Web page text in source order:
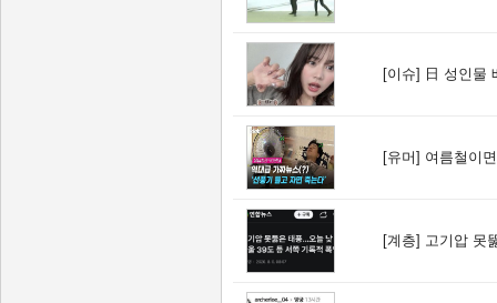
[이슈] 日 성인물 배
[유머] 여름철이
[계층] 고기압 못뚫은